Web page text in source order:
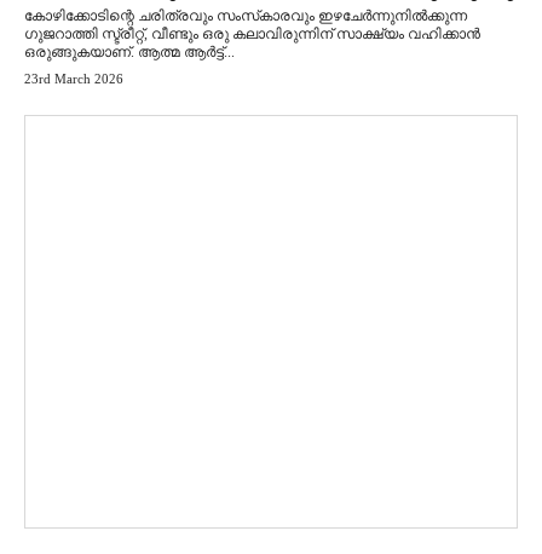
കോഴിക്കോടിന്റെ ചരിത്രവും സംസ്‌കാരവും ഇഴചേർന്നുനിൽക്കുന്ന
ഗുജറാത്തി സ്ട്രീറ്റ്, വീണ്ടും ഒരു കലാവിരുന്നിന് സാക്ഷ്യം വഹിക്കാൻ
ഒരുങ്ങുകയാണ്. ആത്മ ആർട്ട്...
23rd March 2026